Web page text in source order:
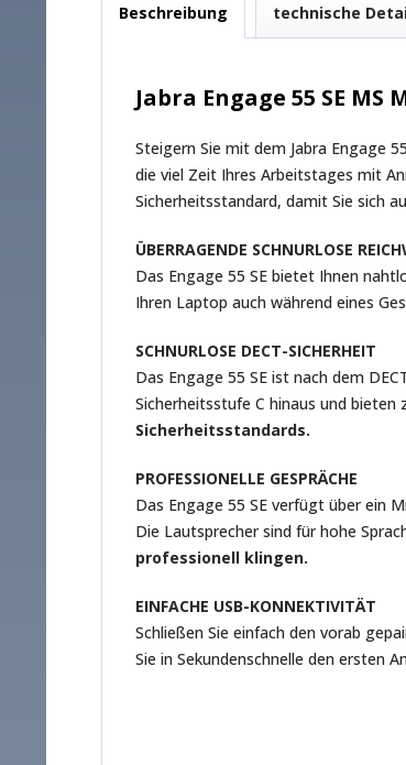
Beschreibung technische
Jabra Engage 55 SE
Steigern Sie mit dem Jabra Engage
die viel Zeit Ihres Arbeitstages mit
Sicherheitsstandard, damit Sie sich
ÜBERRAGENDE SCHNURLOSE
Das Engage 55 SE bietet Ihnen
Ihren Laptop auch während eines
SCHNURLOSE DECT-SICHERHEIT
Das Engage 55 SE ist nach dem
Sicherheitsstufe C hinaus und
Sicherheitsstandards.
PROFESSIONELLE GESPRÄCHE
Das Engage 55 SE verfügt über ein
Die Lautsprecher sind für hohe
professionell klingen.
EINFACHE USB-KONNEKTIVITÄT
Schließen Sie einfach den vorab
Sie in Sekundenschnelle den ersten